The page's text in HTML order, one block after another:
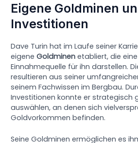
Eigene Goldminen
Investitionen
Dave Turin hat im Laufe seiner
eigeneGoldminen etabliert, die
Einnahmequelle für ihn darstellen.
resultieren aus seiner
seinem Fachwissen im Bergbau.
Investitionen konnte er strategisch
auswählen, an denen sich
Goldvorkommen befinden.
Seine Goldminen ermöglichen es